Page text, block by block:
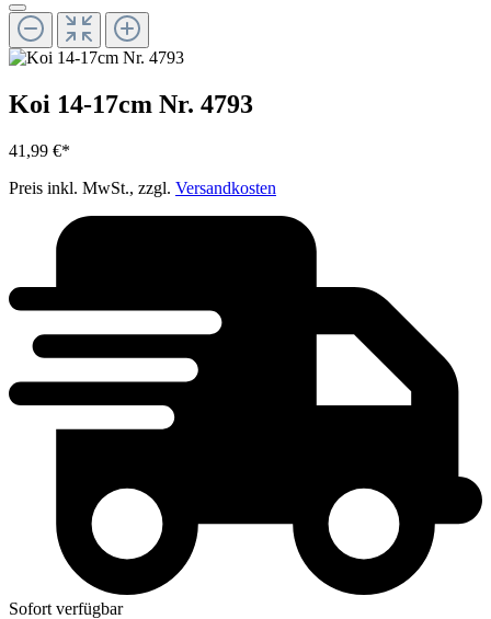
Koi 14-17cm Nr. 4793
41,99 €*
Preis inkl. MwSt., zzgl. Versandkosten
Sofort verfügbar